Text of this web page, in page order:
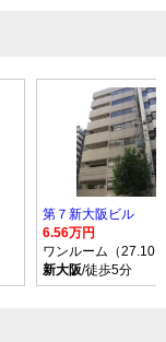
第７新大阪ビル
6.56万円
ワンルーム（27.10
新大阪/徒歩5分